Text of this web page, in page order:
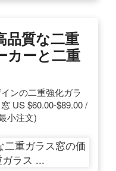
質な二重
カーと二重
ンの二重強化ガラ
US $60.00-$89.00 /
小注文)